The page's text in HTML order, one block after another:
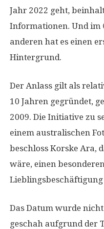
Jahr 2022 geht,
Informationen. Und im
anderen hat es einen
Hintergrund.
Der Anlass gilt als
10 Jahren gegründet,
2009. Die Initiative zu
einem australischen
beschloss Korske Ara,
wäre, einen
Lieblingsbeschäftigung
Das Datum wurde
geschah aufgrund der